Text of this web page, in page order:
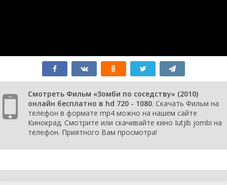
Смотреть Фильм «Зомби по соседству» (2010)
онлайн бесплатно в hd 720 - 1080. Скачать Фильм на
телефон в формате mp4 можно на нашем сайте
Кинокрад. Смотрите или скачивайте кино Iutjib jombi на
телефон. Приятного Вам просмотра!